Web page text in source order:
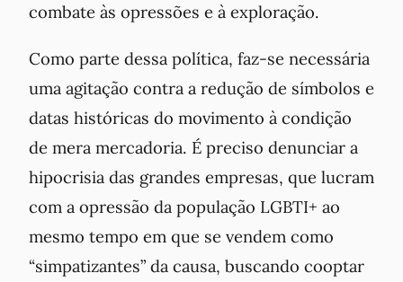
combate às opressões e à exploração.
Como parte dessa política, faz-se necessária
uma agitação contra a redução de símbolos e
datas históricas do movimento à condição
de mera mercadoria. É preciso denunciar a
hipocrisia das grandes empresas, que lucram
com a opressão da população LGBTI+ ao
mesmo tempo em que se vendem como
“simpatizantes” da causa, buscando cooptar